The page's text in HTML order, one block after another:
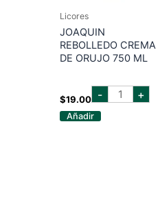
Licores
JOAQUIN
REBOLLEDO CREMA
DE ORUJO 750 ML
$19.00 - JOAQUIN
REBOLLEDO
+
Añadir